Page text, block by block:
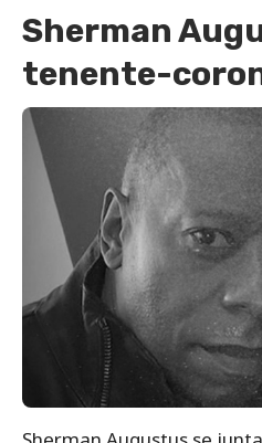
Sherman
tenente-